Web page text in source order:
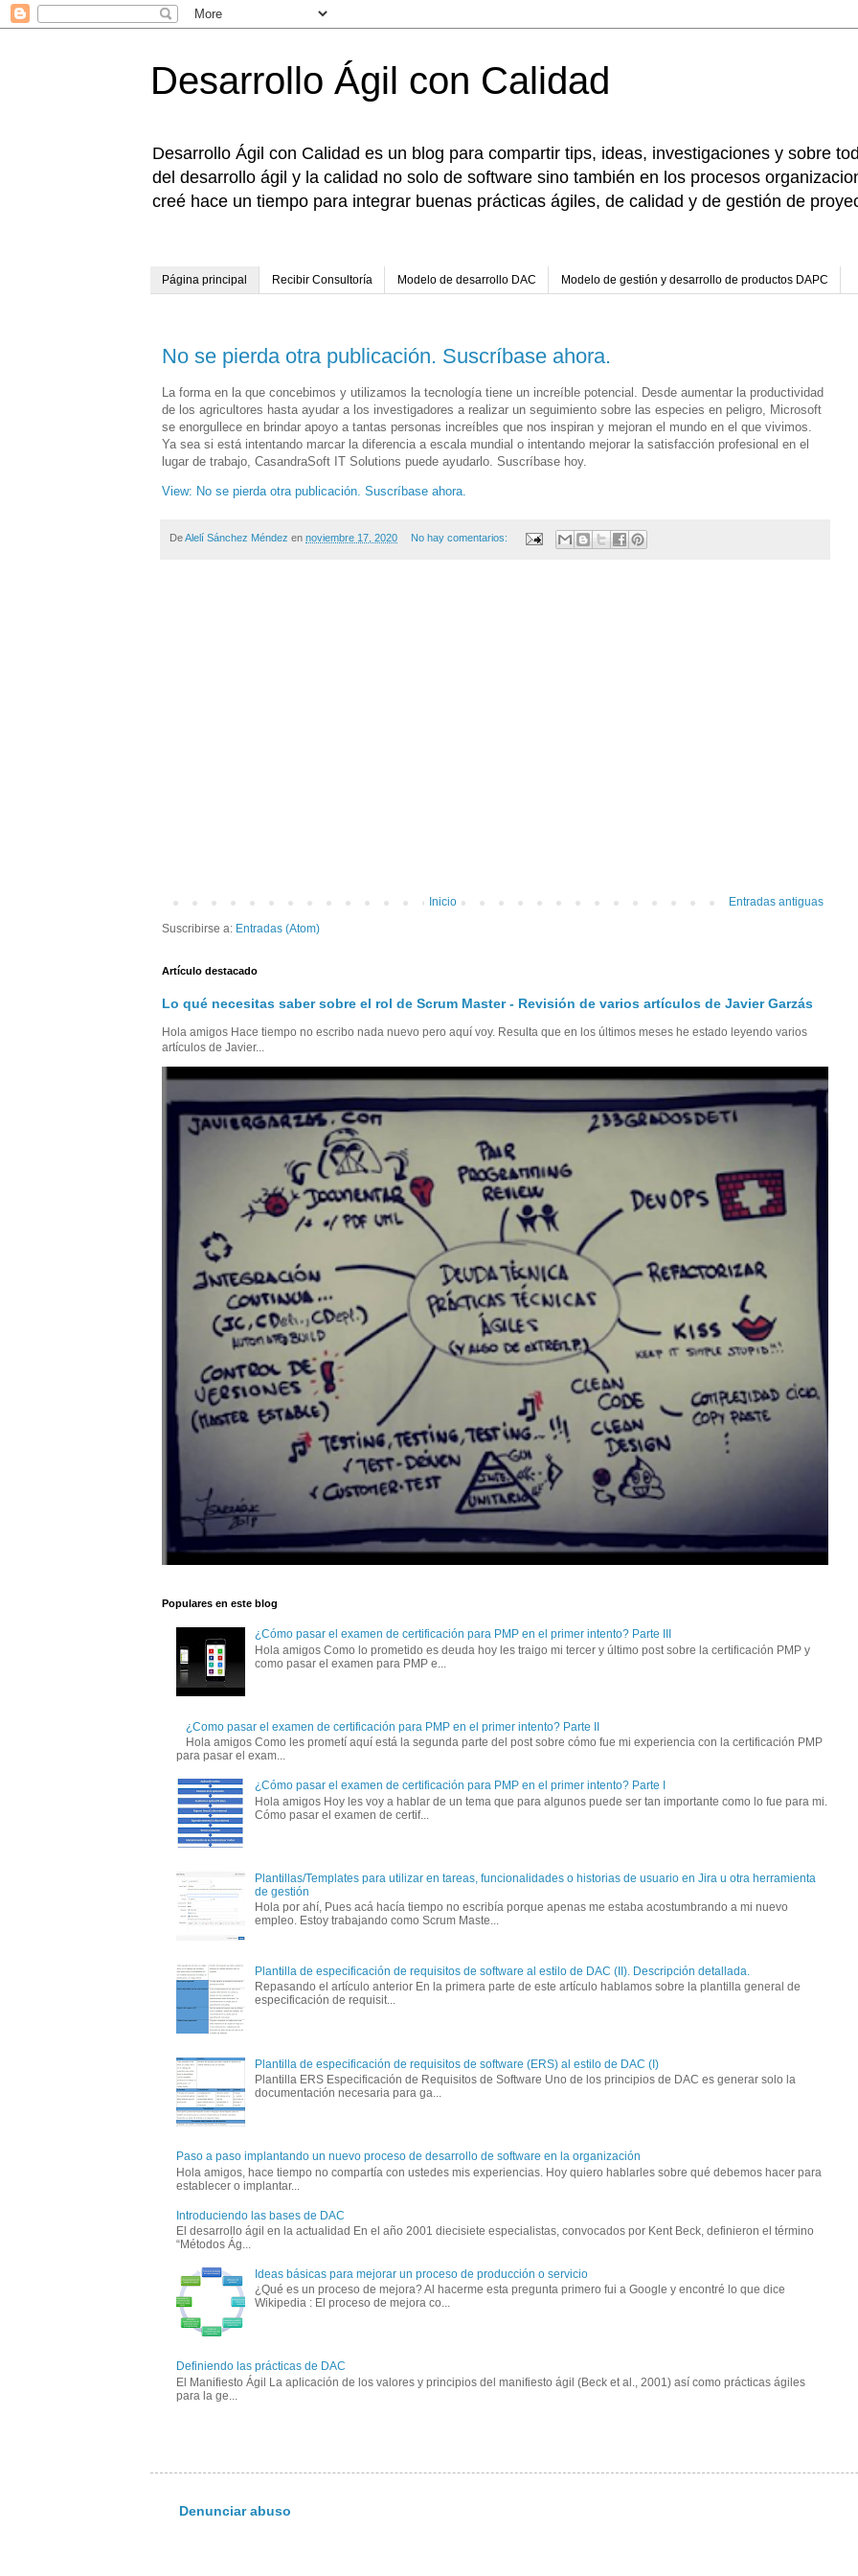
Desarrollo Ágil con Calidad
Desarrollo Ágil con Calidad es un blog para compartir tips, ideas, investigaciones y sobre
del desarrollo ágil y la calidad no solo de software sino también en los procesos
creé hace un tiempo para integrar buenas prácticas ágiles, de calidad y de gestión de
Página principal Recibir Consultoría Modelo de desarrollo DAC Modelo de gestión y desarrollo de productos DAPC
No se pierda otra publicación. Suscríbase ahora.
La forma en la que concebimos y utilizamos la tecnología tiene un increíble potencial. Desde aumentar la productividad
de los agricultores hasta ayudar a los investigadores a realizar un seguimiento sobre las especies en peligro, Microsoft
se enorgullece en brindar apoyo a tantas personas increíbles que nos inspiran y mejoran el mundo en el que vivimos.
Ya sea si está intentando marcar la diferencia a escala mundial o intentando mejorar la satisfacción profesional en el
lugar de trabajo, CasandraSoft IT Solutions puede ayudarlo. Suscríbase hoy.
View: No se pierda otra publicación. Suscríbase ahora.
DeAlelí Sánchez Méndez en noviembre 17, 2020 No hay comentarios:
Entradas antiguas
Inicio
Suscribirse a: Entradas (Atom)
Artículo destacado
Lo qué necesitas saber sobre el rol de Scrum Master - Revisión de varios artículos de Javier Garzás
Hola amigos Hace tiempo no escribo nada nuevo pero aquí voy. Resulta que en los últimos meses he estado leyendo varios
artículos de Javier...
Populares en este blog
¿Cómo pasar el examen de certificación para PMP en el primer intento? Parte III
Hola amigos Como lo prometido es deuda hoy les traigo mi tercer y último post sobre la certificación PMP y
como pasar el examen para PMP e...
¿Como pasar el examen de certificación para PMP en el primer intento? Parte II
Hola amigos Como les prometí aquí está la segunda parte del post sobre cómo fue mi experiencia con la certificación PMP
para pasar el exam...
¿Cómo pasar el examen de certificación para PMP en el primer intento? Parte I
Hola amigos Hoy les voy a hablar de un tema que para algunos puede ser tan importante como lo fue para mi.
Cómo pasar el examen de certif...
Plantillas/Templates para utilizar en tareas, funcionalidades o historias de usuario en Jira u otra herramienta
de gestión
Hola por ahí, Pues acá hacía tiempo no escribía porque apenas me estaba acostumbrando a mi nuevo
empleo. Estoy trabajando como Scrum Maste...
Plantilla de especificación de requisitos de software al estilo de DAC (II). Descripción detallada.
Repasando el artículo anterior En la primera parte de este artículo hablamos sobre la plantilla general de
especificación de requisit...
Plantilla de especificación de requisitos de software (ERS) al estilo de DAC (I)
Plantilla ERS Especificación de Requisitos de Software Uno de los principios de DAC es generar solo la
documentación necesaria para ga...
Paso a paso implantando un nuevo proceso de desarrollo de software en la organización
Hola amigos, hace tiempo no compartía con ustedes mis experiencias. Hoy quiero hablarles sobre qué debemos hacer para
establecer o implantar...
Introduciendo las bases de DAC
El desarrollo ágil en la actualidad En el año 2001 diecisiete especialistas, convocados por Kent Beck, definieron el término
“Métodos Ág...
Ideas básicas para mejorar un proceso de producción o servicio
¿Qué es un proceso de mejora? Al hacerme esta pregunta primero fui a Google y encontré lo que dice
Wikipedia : El proceso de mejora co...
Definiendo las prácticas de DAC
El Manifiesto Ágil La aplicación de los valores y principios del manifiesto ágil (Beck et al., 2001) así como prácticas ágiles
para la ge...
Denunciar abuso